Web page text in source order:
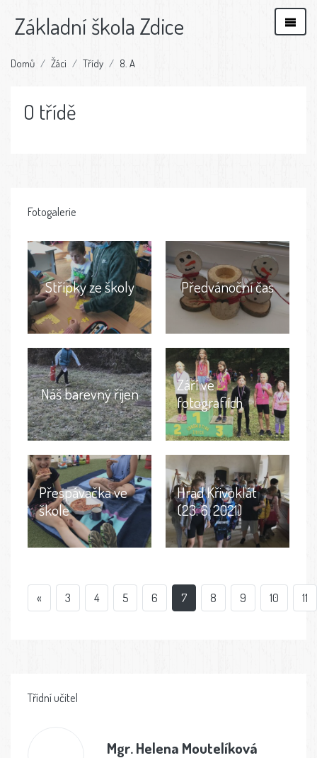
Základní škola Zdice
Domů Žáci Třídy 8. A
O třídě
Fotogalerie
Střípky ze školy Předvánoční čas
Náš barevný říjen
Září ve
fotografiích
Přespávačka ve
škole
Hrad Křivoklát
(23. 6. 2021)
« 3 4 5 6 7 8 9 10 11
Třídní učitel
Mgr.Helena Moutelíková